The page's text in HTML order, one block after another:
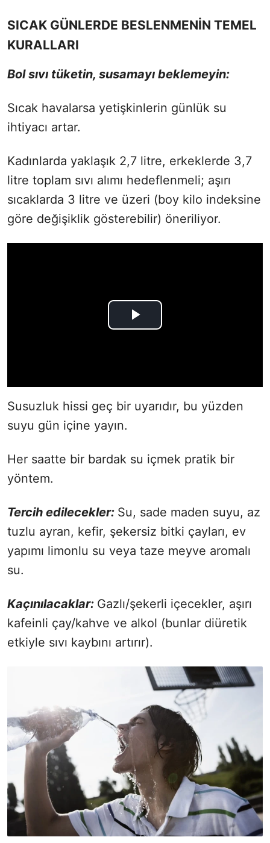
SICAK GÜNLERDE BESLENMENİN TEMEL
KURALLARI
Bol sıvı tüketin, susamayı beklemeyin:
Sıcak havalarsa yetişkinlerin günlük su
ihtiyacı artar.
Kadınlarda yaklaşık 2,7 litre, erkeklerde 3,7
litre toplam sıvı alımı hedeflenmeli; aşırı
sıcaklarda 3 litre ve üzeri (boy kilo indeksine
göre değişiklik gösterebilir) öneriliyor.
Susuzluk hissi geç bir uyarıdır, bu yüzden
suyu gün içine yayın.
Her saatte bir bardak su içmek pratik bir
yöntem.
Tercih edilecekler: Su, sade maden suyu, az
tuzlu ayran, kefir, şekersiz bitki çayları, ev
yapımı limonlu su veya taze meyve aromalı
su.
Kaçınılacaklar: Gazlı/şekerli içecekler, aşırı
kafeinli çay/kahve ve alkol (bunlar diüretik
etkiyle sıvı kaybını artırır).